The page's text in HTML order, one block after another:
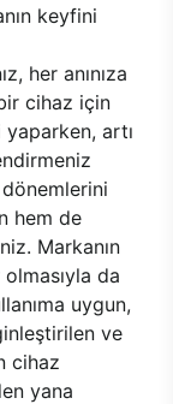
keyfini
her anınıza
cihaz için
artı
hem de
Markanın
da
uygun,
ve
cihaz
yana